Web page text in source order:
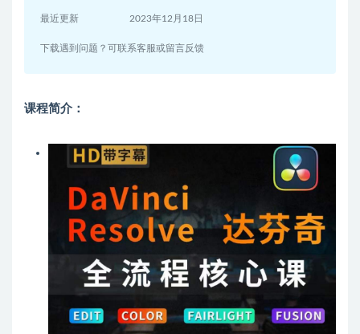
最近更新 2023年12月18日
下载遇到问题？可联系客服或留言反馈
课程简介：